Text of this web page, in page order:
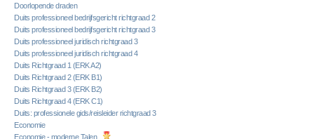
Doorlopende draden
Duits professioneel bedrijfsgericht richtgraad 2
Duits professioneel bedrijfsgericht richtgraad 3
Duits professioneel juridisch richtgraad 3
Duits professioneel juridisch richtgraad 4
Duits Richtgraad 1 (ERK A2)
Duits Richtgraad 2 (ERK B1)
Duits Richtgraad 3 (ERK B2)
Duits Richtgraad 4 (ERK C1)
Duits: professionele gids/reisleider richtgraad 3
Economie
Economie - moderne Talen